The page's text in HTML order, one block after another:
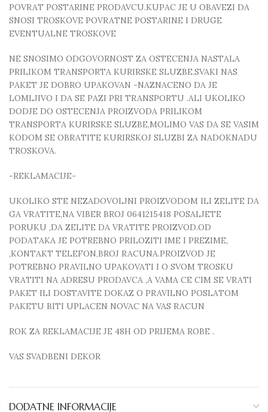
POVRAT POSTARINE PRODAVCU.KUPAC JE U OBAVEZI DA
SNOSI TROSKOVE POVRATNE POSTARINE I DRUGE
EVENTUALNE TROSKOVE
NE SNOSIMO ODGOVORNOST ZA OSTECENJA NASTALA
PRILIKOM TRANSPORTA KURIRSKE SLUZBE.SVAKI NAS
PAKET JE DOBRO UPAKOVAN -NAZNACENO DA JE
LOMLJIVO I DA SE PAZI PRI TRANSPORTU .ALI UKOLIKO
DODJE DO OSTECENJA PROIZVODA PRILIKOM
TRANSPORTA KURIRSKE SLUZBE,MOLIMO VAS DA SE VASIM
KODOM SE OBRATITE KURIRSKOJ SLUZBI ZA NADOKNADU
TROSKOVA.
-REKLAMACIJE-
UKOLIKO STE NEZADOVOLJNI PROIZVODOM ILI ZELITE DA
GA VRATITE,NA VIBER BROJ 0641215418 POSALJETE
PORUKU ,DA ZELITE DA VRATITE PROIZVOD.OD
PODATAKA JE POTREBNO PRILOZITI IME I PREZIME,
,KONTAKT TELEFON,BROJ RACUNA.PROIZVOD JE
POTREBNO PRAVILNO UPAKOVATI I O SVOM TROSKU
VRATITI NA ADRESU PRODAVCA ,A VAMA CE CIM SE VRATI
PAKET ILI DOSTAVITE DOKAZ O PRAVILNO POSLATOM
PAKETU BITI UPLACEN NOVAC NA VAS RACUN
ROK ZA REKLAMACIJE JE 48H OD PRIJEMA ROBE .
VAS SVADBENI DEKOR
DODATNE INFORMACIJE